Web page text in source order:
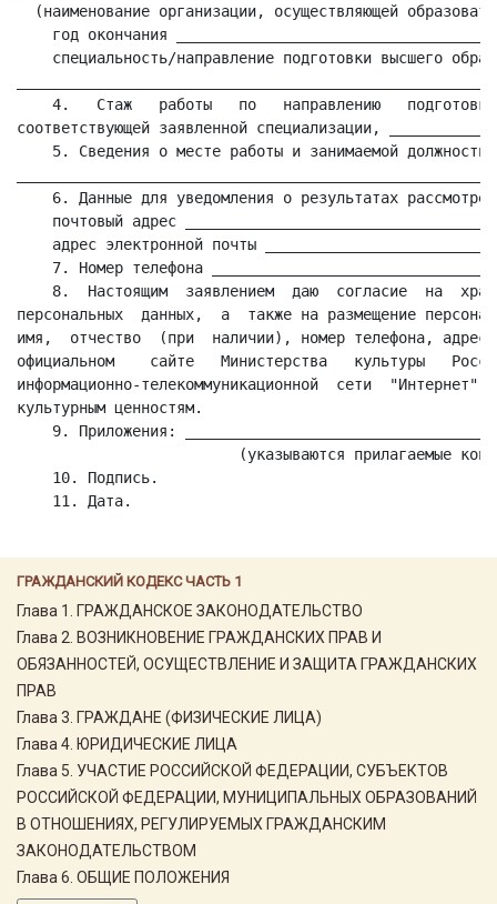
ГРАЖДАНСКИЙ КОДЕКС ЧАСТЬ 1
Глава 1. ГРАЖДАНСКОЕ ЗАКОНОДАТЕЛЬСТВО
Глава 2. ВОЗНИКНОВЕНИЕ ГРАЖДАНСКИХ ПРАВ И
ОБЯЗАННОСТЕЙ, ОСУЩЕСТВЛЕНИЕ И ЗАЩИТА ГРАЖДАНСКИХ
ПРАВ
Глава 3. ГРАЖДАНЕ (ФИЗИЧЕСКИЕ ЛИЦА)
Глава 4. ЮРИДИЧЕСКИЕ ЛИЦА
Глава 5. УЧАСТИЕ РОССИЙСКОЙ ФЕДЕРАЦИИ, СУБЪЕКТОВ
РОССИЙСКОЙ ФЕДЕРАЦИИ, МУНИЦИПАЛЬНЫХ ОБРАЗОВАНИЙ
В ОТНОШЕНИЯХ, РЕГУЛИРУЕМЫХ ГРАЖДАНСКИМ
ЗАКОНОДАТЕЛЬСТВОМ
Глава 6. ОБЩИЕ ПОЛОЖЕНИЯ
(наименование организации, осуществляющей
год окончания
специальность/направление подготовки высшего
4.   Стаж   работы   по   направлению
соответствующей заявленной специализации,
5. Сведения о месте работы и занимаемой должности
6. Данные для уведомления о результатах
почтовый адрес
адрес электронной почты
7. Номер телефона
8.  Настоящим  заявлением  даю  согласие  на
персональных  данных,  а  также на размещение
имя,  отчество  (при  наличии), номер телефона, адрес
официальном    сайте   Министерства   культуры
информационно-телекоммуникационной  сети  "Интернет"
культурным ценностям.
9. Приложения:
(указываются прилагаемые
    10. Подпись.